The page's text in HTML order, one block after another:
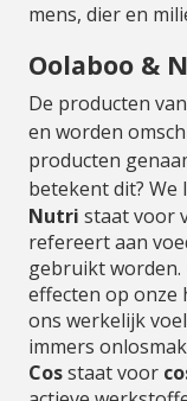
mens, dier en
Oolaboo &
De producten
en worden
producten
betekent dit? We
Nutri staat voor
refereert aan
gebruikt
effecten op onze
ons werkelijk
immers
Cosstaat voor